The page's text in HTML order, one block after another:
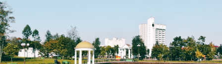
Перейти
к
содержанию